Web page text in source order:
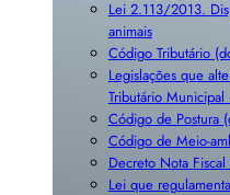
Lei 2.113/2013.
animais
Código Tributário
Legislações que
Tributário
Código de Postura
Código de Meio-
Decreto Nota
Lei que